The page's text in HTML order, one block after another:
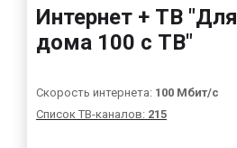
Интернет + ТВ "Для
дома 100 с ТВ"
Скорость интернета: 100 Мбит/с
Список ТВ-каналов: 215